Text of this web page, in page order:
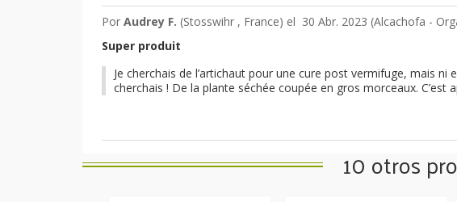
Por Audrey F. (Stosswihr , France) el 30 Abr. 2023 (Alcachofa -
Super produit
Je cherchais de l’artichaut pour une cure post vermifuge, mais
cherchais ! De la plante séchée coupée en gros morceaux.
10 otros